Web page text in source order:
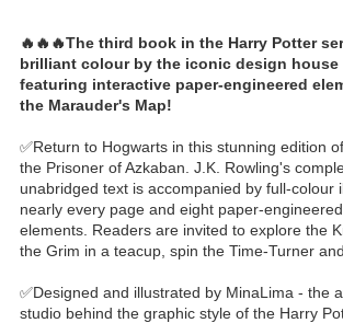
🔥🔥🔥The third book in the Harry Potter
brilliant colour by the iconic design house
featuring interactive paper-engineered
the Marauder's Map!
✅Return to Hogwarts in this stunning edition
the Prisoner of Azkaban. J.K. Rowling's
unabridged text is accompanied by full-colour
nearly every page and eight paper-
elements. Readers are invited to explore the
the Grim in a teacup, spin the Time-Turner
✅Designed and illustrated by MinaLima - the
studio behind the graphic style of the Harry